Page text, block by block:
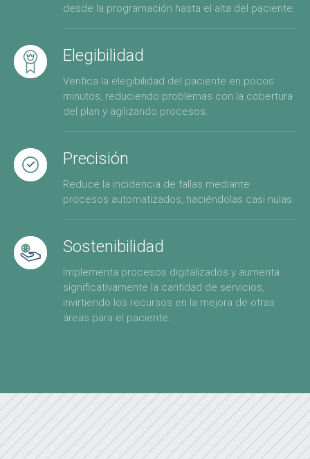
desde la programación hasta el alta del paciente.
Elegibilidad
Verifica la elegibilidad del paciente en pocos
minutos, reduciendo problemas con la cobertura
del plan y agilizando procesos.
Precisión
Reduce la incidencia de fallas mediante
procesos automatizados, haciéndolas casi nulas.
Sostenibilidad
Implementa procesos digitalizados y aumenta
significativamente la cantidad de servicios,
invirtiendo los recursos en la mejora de otras
áreas para el paciente.